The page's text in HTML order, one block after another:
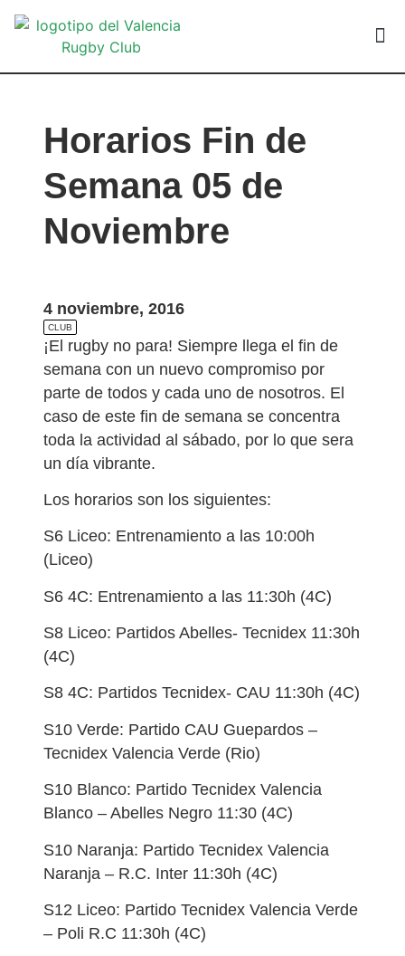
Horarios Fin de
Semana 05 de
Noviembre
4 noviembre, 2016
CLUB
¡El rugby no para! Siempre llega el fin de
semana con un nuevo compromiso por
parte de todos y cada uno de nosotros. El
caso de este fin de semana se concentra
toda la actividad al sábado, por lo que sera
un día vibrante.
Los horarios son los siguientes:
S6 Liceo: Entrenamiento a las 10:00h
(Liceo)
S6 4C: Entrenamiento a las 11:30h (4C)
S8 Liceo: Partidos Abelles- Tecnidex 11:30h
(4C)
S8 4C: Partidos Tecnidex- CAU 11:30h (4C)
S10 Verde: Partido CAU Guepardos –
Tecnidex Valencia Verde (Rio)
S10 Blanco: Partido Tecnidex Valencia
Blanco – Abelles Negro 11:30 (4C)
S10 Naranja: Partido Tecnidex Valencia
Naranja – R.C. Inter 11:30h (4C)
S12 Liceo: Partido Tecnidex Valencia Verde
– Poli R.C 11:30h (4C)